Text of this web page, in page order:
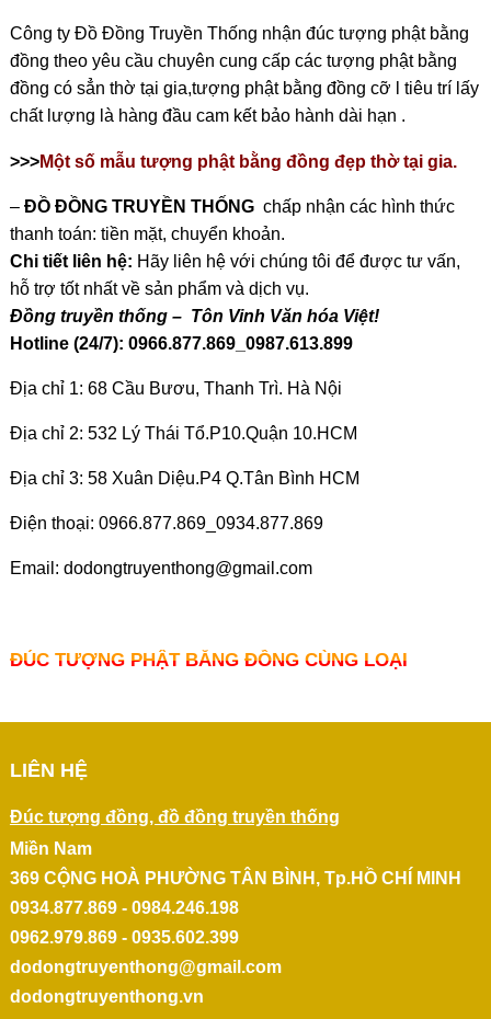
Công ty Đồ Đồng Truyền Thống nhận đúc tượng phật bằng
đồng theo yêu cầu chuyên cung cấp các tượng phật bằng
đồng có sẳn thờ tại gia,tượng phật bằng đồng cỡ l tiêu trí lấy
chất lượng là hàng đầu cam kết bảo hành dài hạn .
>>>Một số mẫu tượng phật bằng đồng đẹp thờ tại gia.
– ĐỒ ĐỒNG TRUYỀN THỐNGchấp nhận các hình thức
thanh toán: tiền mặt, chuyển khoản.
Chi tiết liên hệ: Hãy liên hệ với chúng tôi để được tư vấn,
hỗ trợ tốt nhất về sản phẩm và dịch vụ.
Đồng truyền thống – Tôn Vinh Văn hóa Việt!
Hotline (24/7): 0966.877.869_0987.613.899
Địa chỉ 1: 68 Cầu Bươu, Thanh Trì. Hà Nội
Địa chỉ 2: 532 Lý Thái Tổ.P10.Quận 10.HCM
Địa chỉ 3: 58 Xuân Diệu.P4 Q.Tân Bình HCM
Điện thoại: 0966.877.869_0934.877.869
Email: dodongtruyenthong@gmail.com
ĐÚC TƯỢNG PHẬT BẰNG ĐỒNG CÙNG LOẠI
LIÊN HỆ
Đúc tượng đồng, đồ đồng truyền thống
Miền Nam
369 CỘNG HOÀ PHƯỜNG TÂN BÌNH, Tp.HỒ CHÍ MINH
0934.877.869 - 0984.246.198
0962.979.869 - 0935.602.399
dodongtruyenthong@gmail.com
dodongtruyenthong.vn